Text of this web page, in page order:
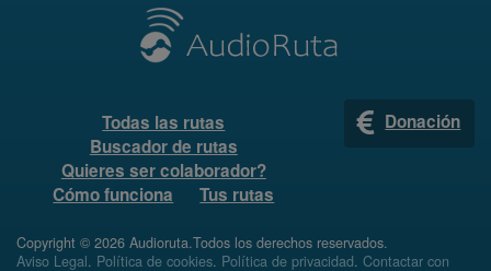
Todas las rutas
Buscador de rutas
Quieres ser colaborador?
Cómo funciona
Tus rutas
Donación
Copyright © 2026 Audioruta.Todos los derechos reservados.
Aviso Legal. Política de cookies. Política de privacidad. Contactar con